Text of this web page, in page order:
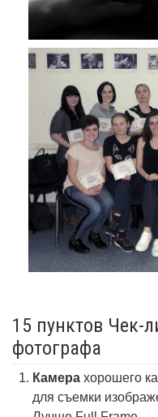
15 пунктов Чек-
фотографа
Камера хорошего
для съемки